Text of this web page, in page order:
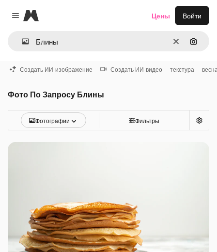
Close menu
Magnific
ОчиститьПоиск
Цены Войти
Создать ИИ-изображение Создать ИИ-видео текстура
Фото По Запросу Блины
Фотографии Фильтры